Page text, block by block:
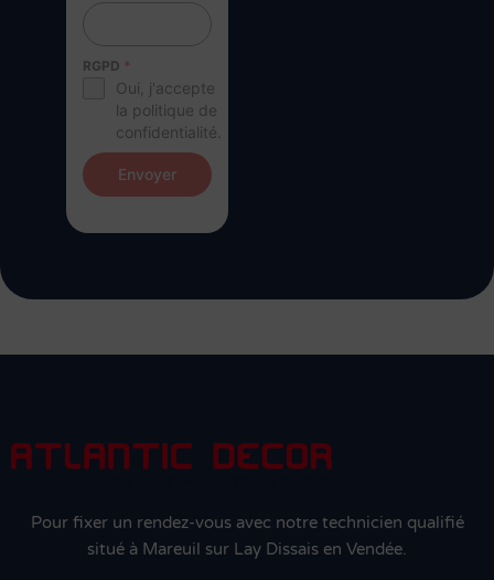
RGPD *
Oui, j'accepte
la politique de
confidentialité.
Envoyer
Pour fixer un rendez-vous avec notre technicien qualifié
situé à Mareuil sur Lay Dissais en Vendée.